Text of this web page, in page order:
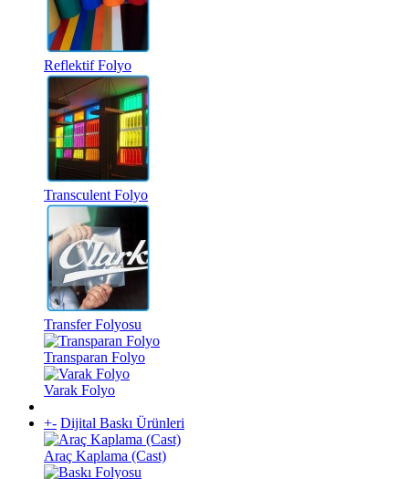
Reflektif Folyo
Transculent Folyo
Transfer Folyosu
Transparan Folyo
Varak Folyo
+- Dijital Baskı Ürünleri
Araç Kaplama (Cast)